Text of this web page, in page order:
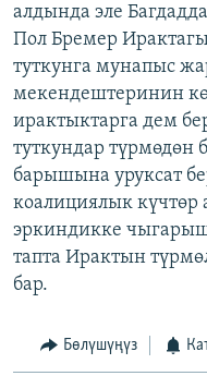
ЫҢГАЙСЫЗ СУРООЛОР
ЭЕ/АРнун бардык
алдында эле
Пол Бремер
туткунга мунапыс
мекендештеринин
ирактыктарга дем
туткундар түрмөдөн
барышына уруксат
коалициялык күчтөр
эркиндикке
тапта Ирактын
бар.
Бөлүшүңүз